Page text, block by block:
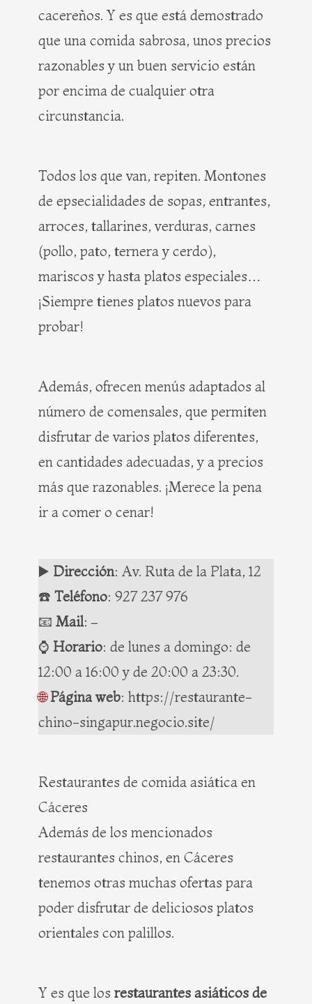
cacereños. Y es que está demostrado
que una comida sabrosa, unos precios
razonables y un buen servicio están
por encima de cualquier otra
circunstancia.
Todos los que van, repiten. Montones
de epsecialidades de sopas, entrantes,
arroces, tallarines, verduras, carnes
(pollo, pato, ternera y cerdo),
mariscos y hasta platos especiales…
¡Siempre tienes platos nuevos para
probar!
Además, ofrecen menús adaptados al
número de comensales, que permiten
disfrutar de varios platos diferentes,
en cantidades adecuadas, y a precios
más que razonables. ¡Merece la pena
ir a comer o cenar!
▶️ Dirección: Av. Ruta de la Plata, 12
☎️ Teléfono: 927 237 976
📧 Mail: –
⌚️ Horario: de lunes a domingo: de
12:00 a 16:00 y de 20:00 a 23:30.
🌐 Página web: https://restaurante-
chino-singapur.negocio.site/
Restaurantes de comida asiática en
Cáceres
Además de los mencionados
restaurantes chinos, en Cáceres
tenemos otras muchas ofertas para
poder disfrutar de deliciosos platos
orientales con palillos.
Y es que los restaurantes asiáticos de